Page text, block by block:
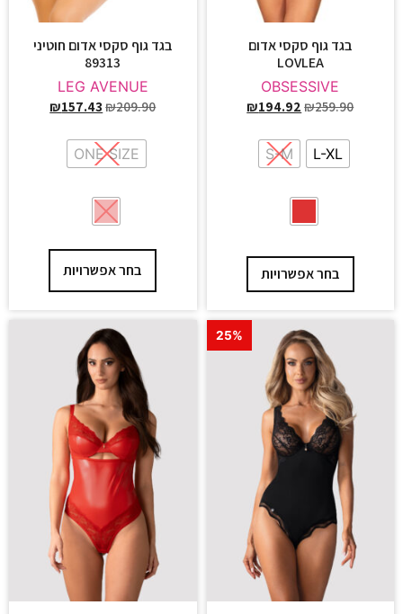
בגד גוף סקסי אדום
LOVLEA
OBSESSIVE
₪259.90
₪194.92
L-XL
S-M
בחר אפשרויות
בגד גוף סקסי אדום חוטיני
89313
LEG AVENUE
₪209.90
₪157.43
ONE SIZE
בחר אפשרויות
25%